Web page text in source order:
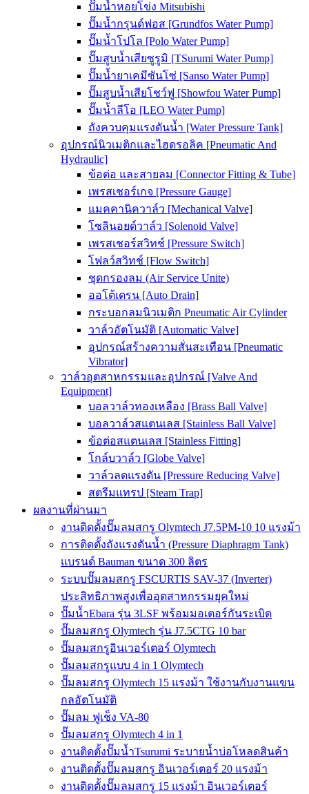
ปั๊มน้ำหอยโข่ง Mitsubishi
ปั๊มน้ำกรุนด์ฟอส [Grundfos Water Pump]
ปั๊มน้ำโปโล [Polo Water Pump]
ปั๊มสูบน้ำเสียซูรูมิ [TSurumi Water Pump]
ปั๊มน้ำยาเคมีซันโซ่ [Sanso Water Pump]
ปั๊มสูบน้ำเสียโชว์ฟู [Showfou Water Pump]
ปั๊มน้ำลีโอ [LEO Water Pump]
ถังควบคุมแรงดันน้ำ [Water Pressure Tank]
อุปกรณ์นิวเมติกและไฮดรอลิค [Pneumatic And
Hydraulic]
ข้อต่อ และสายลม [Connector Fitting & Tube]
เพรสเชอร์เกจ [Pressure Gauge]
แมคคานิควาล์ว [Mechanical Valve]
โซลินอยด์วาล์ว [Solenoid Valve]
เพรสเชอร์สวิทช์ [Pressure Switch]
โฟลว์สวิทช์ [Flow Switch]
ชุดกรองลม (Air Service Unite)
ออโต้เดรน [Auto Drain]
กระบอกลมนิวเมติก Pneumatic Air Cylinder
วาล์วอัตโนมัติ [Automatic Valve]
อุปกรณ์สร้างความสั่นสะเทือน [Pneumatic
Vibrator]
วาล์วอุตสาหกรรมและอุปกรณ์ [Valve And
Equipment]
บอลวาล์วทองเหลือง [Brass Ball Valve]
บอลวาล์วสแตนเลส [Stainless Ball Valve]
ข้อต่อสแตนเลส [Stainless Fitting]
โกล์บวาล์ว [Globe Valve]
วาล์วลดแรงดัน [Pressure Reducing Valve]
สตรีมแทรป [Steam Trap]
ผลงานที่ผ่านมา
งานติดตั้งปั๊มลมสกรู Olymtech J7.5PM-10 10 แรงม้า
การติดตั้งถังแรงดันน้ำ (Pressure Diaphragm Tank)
แบรนด์ Bauman ขนาด 300 ลิตร
ระบบปั๊มลมสกรู FSCURTIS SAV-37 (Inverter)
ประสิทธิภาพสูงเพื่ออุตสาหกรรมยุคใหม่
ปั๊มน้ำEbara รุ่น 3LSF พร้อมมอเตอร์กันระเบิด
ปั๊มลมสกรู Olymtech รุ่น J7.5CTG 10 bar
ปั๊มลมสกรูอินเวอร์เตอร์ Olymtech
ปั๊มลมสกรูแบบ 4 in 1 Olymtech
ปั๊มลมสกรู Olymtech 15 แรงม้า ใช้งานกับงานแขน
กลอัตโนมัติ
ปั๊มลม ฟูเช็ง VA-80
ปั๊มลมสกรู Olymtech 4 in 1
งานติดตั้งปั๊มน้ำTsurumi ระบายน้ำบ่อโหลดสินค้า
งานติดตั้งปั๊มลมสกรู อินเวอร์เตอร์ 20 แรงม้า
งานติดตั้งปั๊มลมสกรู 15 แรงม้า อินเวอร์เตอร์